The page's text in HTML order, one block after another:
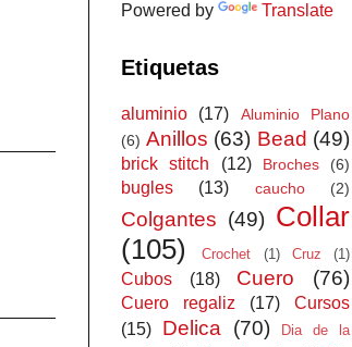
Powered by Translate
Etiquetas
aluminio (17)
Aluminio Plano
(6) Anillos (63) Bead (49)
brick stitch (12) Broches (6)
bugles (13) caucho (2)
Colgantes (49) Collar
(105)
Crochet (1) Cruz (1)
Cubos (18) Cuero (76)
Cuero regaliz (17)
Cursos
(15)
Delica (70)
Dia de la